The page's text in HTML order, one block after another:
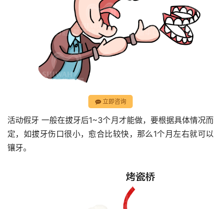
立即咨询
活动假牙 一般在拔牙后1~3个月才能做，要根据具体情况而
定，如拔牙伤口很小，愈合比较快，那么1个月左右就可以
镶牙。